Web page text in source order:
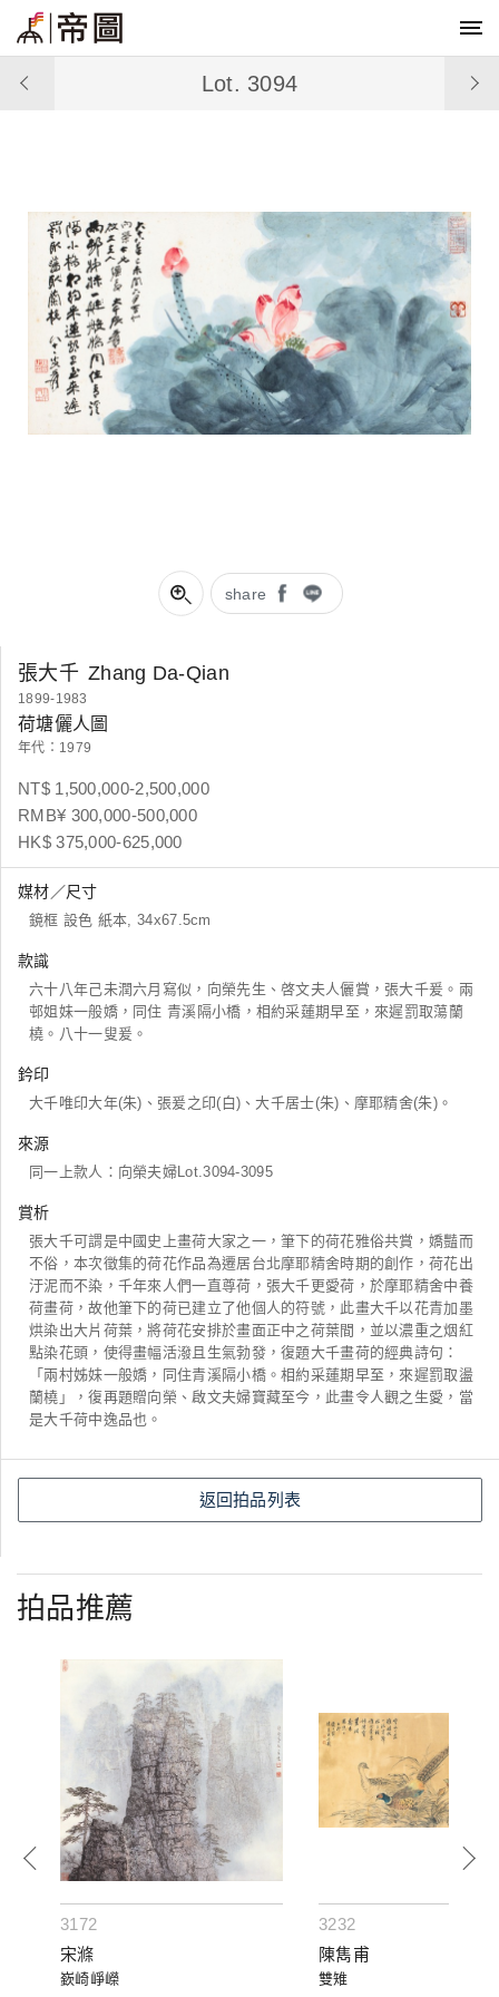
share
Lot. 3094
張大千 Zhang Da-Qian
1899-1983
荷塘儷人圖
年代：1979
NT$ 1,500,000-2,500,000
RMB¥ 300,000-500,000
HK$ 375,000-625,000
媒材／尺寸
鏡框 設色 紙本, 34x67.5cm
款識
六十八年己未潤六月寫似，向榮先生、啓文夫人儷賞，張大千爰。兩
邨姐妹一般嬌，同住 青溪隔小橋，相約采蓮期早至，來遲罰取蕩蘭
橈。八十一叟爰。
鈐印
大千唯印大年(朱)、張爰之印(白)、大千居士(朱)、摩耶精舍(朱)。
來源
同一上款人：向榮夫婦Lot.3094-3095
賞析
張大千可謂是中國史上畫荷大家之一，筆下的荷花雅俗共賞，嬌豔而
不俗，本次徵集的荷花作品為遷居台北摩耶精舍時期的創作，荷花出
汙泥而不染，千年來人們一直尊荷，張大千更愛荷，於摩耶精舍中養
荷畫荷，故他筆下的荷已建立了他個人的符號，此畫大千以花青加墨
烘染出大片荷葉，將荷花安排於畫面正中之荷葉間，並以濃重之烟紅
點染花頭，使得畫幅活潑且生氣勃發，復題大千畫荷的經典詩句：
「兩村姊妹一般嬌，同住青溪隔小橋。相約采蓮期早至，來遲罰取盪
蘭橈」，復再題贈向榮、啟文夫婦寶藏至今，此畫令人觀之生愛，當
是大千荷中逸品也。
返回拍品列表
拍品推薦
3172
宋滌
嶔崎崢嶸
3232
陳雋甫
雙雉